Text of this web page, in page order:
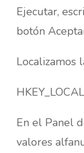
Ejecutar,
botón
Localizamos
En el Panel
valores